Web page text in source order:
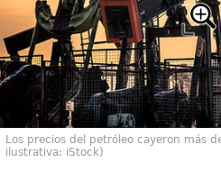
Los precios del petróleo cayeron más
ilustrativa: iStock)